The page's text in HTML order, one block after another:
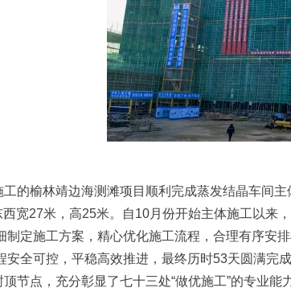
的榆林靖边海测滩项目顺利完成蒸发结晶车间
宽27米，高25米。自10月份开始主体施工以来
制定施工方案，精心优化施工流程，合理有序安
安全可控，平稳高效推进，最终历时53天圆满完成
节点，充分彰显了七十三处“做优施工”的专业